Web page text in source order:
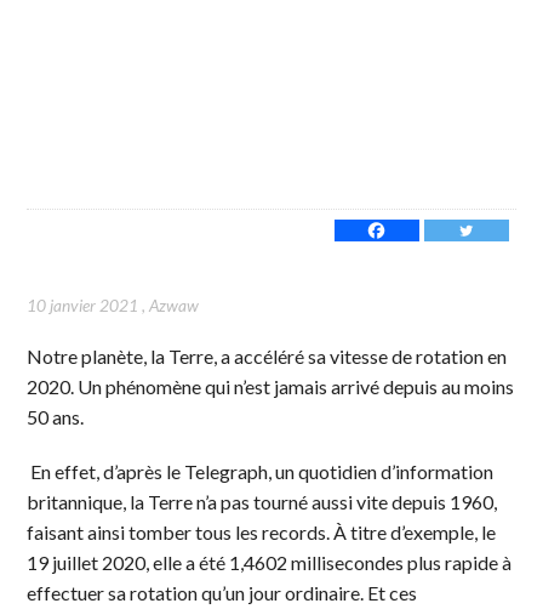
10 janvier 2021 ,Azwaw
Notre planète, la Terre, a accéléré sa vitesse de rotation en
2020. Un phénomène qui n’est jamais arrivé depuis au moins
50 ans.
En effet, d’après le Telegraph, un quotidien d’information
britannique, la Terre n’a pas tourné aussi vite depuis 1960,
faisant ainsi tomber tous les records. À titre d’exemple, le
19 juillet 2020, elle a été 1,4602 millisecondes plus rapide à
effectuer sa rotation qu’un jour ordinaire. Et ces